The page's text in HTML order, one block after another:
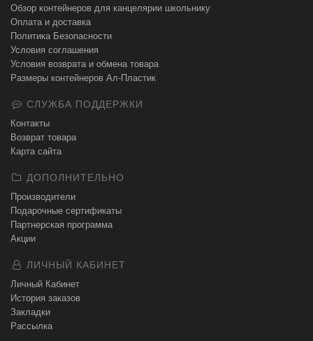
Обзор контейнеров для канцелярии школьнику
Оплата и доставка
Политика Безопасности
Условия соглашения
Условия возврата и обмена товара
Размеры контейнеров Ал-Пластик
СЛУЖБА ПОДДЕРЖКИ
Контакты
Возврат товара
Карта сайта
ДОПОЛНИТЕЛЬНО
Производители
Подарочные сертификаты
Партнерская программа
Акции
ЛИЧНЫЙ КАБИНЕТ
Личный Кабинет
История заказов
Закладки
Рассылка